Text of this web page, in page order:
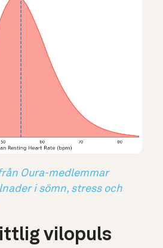
Oura-medlemmar
i sömn, stress och
vilopuls